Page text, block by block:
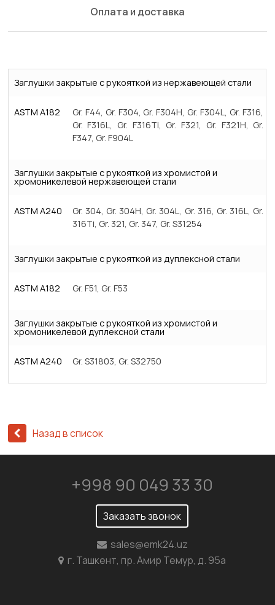
Оплата и доставка
Заглушки закрытые с рукояткой из нержавеющей стали
ASTM A182
Gr. F44, Gr. F304, Gr. F304H, Gr. F304L, Gr. F316,
Gr. F316L, Gr. F316Ti, Gr. F321, Gr. F321H, Gr.
F347, Gr. F904L
Заглушки закрытые с рукояткой из хромистой и
хромоникелевой нержавеющей стали
ASTM A240
Gr. 304, Gr. 304H, Gr. 304L, Gr. 316, Gr. 316L, Gr.
316Ti, Gr. 321, Gr. 347, Gr. S31254
Заглушки закрытые с рукояткой из дуплексной стали
ASTM A182 Gr. F51, Gr. F53
Заглушки закрытые с рукояткой из хромистой и
хромоникелевой дуплексной стали
ASTM A240 Gr. S31803, Gr. S32750
Назад в список
+998 90 049 33 30
Заказать звонок
sales@emk24.uz
г. Ташкент, пр. Амир Темур, д. 95а